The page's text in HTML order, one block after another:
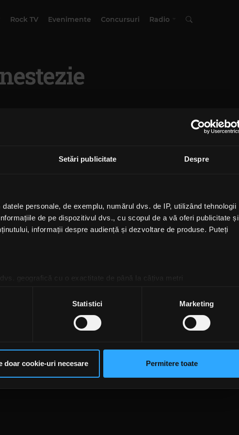
Setări publicitate Despre
personale, de exemplu, numărul dvs. de IP, utilizând tehnologii
de pe dispozitivul dvs., cu scopul de a vă oferi publicitate și
informații despre audiență și dezvoltare de produse. Puteți
geografică cu o exactitate de până la câțiva metri
dvs. personale și configurați-vă preferințele la
secțiunea cu detalii
despre modulele cookie.
sociale, de publicitate și de analize informații cu privire la modul în
alte informații oferite de dvs. sau culese în urma folosirii serviciilor
Statistici Marketing
doar cookie-uri necesare Permitere toate
Rock TV Evenimente Concursuri Radio
Newsletter Date societate
Cod deontologic
uri CNA